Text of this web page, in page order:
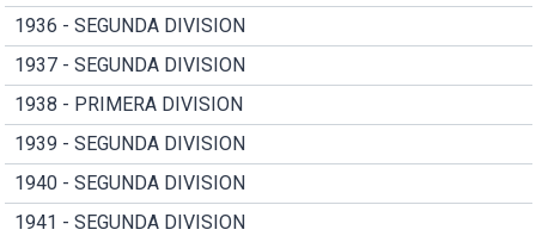
1936 - SEGUNDA DIVISION
1937 - SEGUNDA DIVISION
1938 - PRIMERA DIVISION
1939 - SEGUNDA DIVISION
1940 - SEGUNDA DIVISION
1941 - SEGUNDA DIVISION